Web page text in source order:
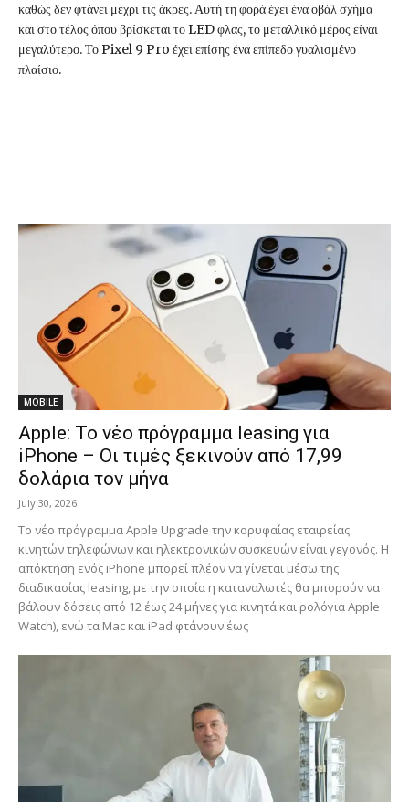
καθώς δεν φτάνει μέχρι τις άκρες. Αυτή τη φορά έχει ένα οβάλ σχήμα
και στο τέλος όπου βρίσκεται το LED φλας, το μεταλλικό μέρος είναι
μεγαλύτερο. Το Pixel 9 Pro έχει επίσης ένα επίπεδο γυαλισμένο
πλαίσιο.
MOBILE
Apple: Το νέο πρόγραμμα leasing για
iPhone – Οι τιμές ξεκινούν από 17,99
δολάρια τον μήνα
July 30, 2026
Το νέο πρόγραμμα Apple Upgrade την κορυφαίας εταιρείας
κινητών τηλεφώνων και ηλεκτρονικών συσκευών είναι γεγονός. Η
απόκτηση ενός iPhone μπορεί πλέον να γίνεται μέσω της
διαδικασίας leasing, με την οποία η καταναλωτές θα μπορούν να
βάλουν δόσεις από 12 έως 24 μήνες για κινητά και ρολόγια Apple
Watch), ενώ τα Mac και iPad φτάνουν έως